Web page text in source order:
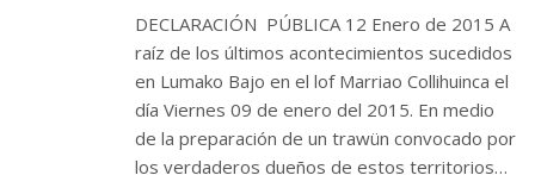
DECLARACIÓN PÚBLICA 12 Enero de 2015 A
raíz de los últimos acontecimientos sucedidos
en Lumako Bajo en el lof Marriao Collihuinca el
día Viernes 09 de enero del 2015. En medio
de la preparación de un trawün convocado por
los verdaderos dueños de estos territorios…